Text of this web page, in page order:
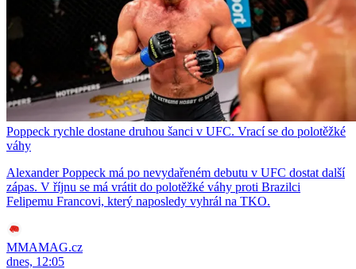
Poppeck rychle dostane druhou šanci v UFC. Vrací se do polotěžké
váhy
Alexander Poppeck má po nevydařeném debutu v UFC dostat další
zápas. V říjnu se má vrátit do polotěžké váhy proti Brazilci
Felipemu Francovi, který naposledy vyhrál na TKO.
MMAMAG.cz
dnes, 12:05